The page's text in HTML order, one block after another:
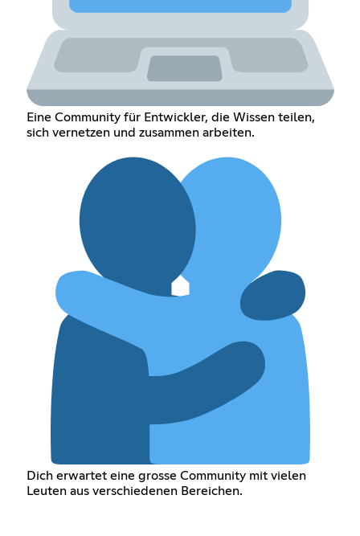
Eine Community für Entwickler, die Wissen teilen,
sich vernetzen und zusammen arbeiten.
Dich erwartet eine grosse Community mit vielen
Leuten aus verschiedenen Bereichen.